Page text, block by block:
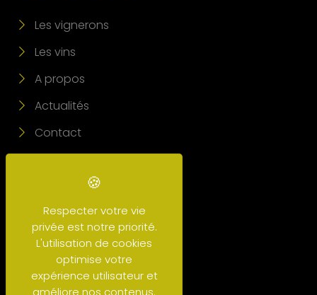
Les vignerons
Les vins
A propos
Actualités
Contact
Respecter votre vie
privée est notre priorité.
L'utilisation de cookies
optimise votre
expérience utilisateur et
améliore nos contenus.